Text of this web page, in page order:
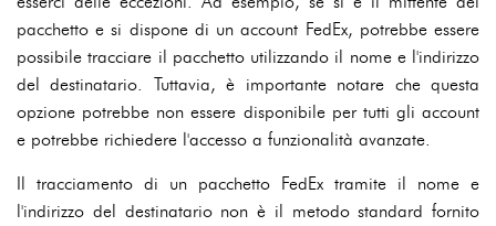
pacchetto e si dispone di un account FedEx, potrebbe essere
possibile tracciare il pacchetto utilizzando il nome e l'indirizzo
del destinatario. Tuttavia, è importante notare che questa
opzione potrebbe non essere disponibile per tutti gli account
e potrebbe richiedere l'accesso a funzionalità avanzate.
Il tracciamento di un pacchetto FedEx tramite il nome e
l'indirizzo del destinatario non è il metodo standard fornito